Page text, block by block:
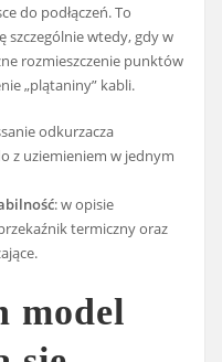
do podłączeń. To
szczególnie wtedy, gdy w
rozmieszczenie punktów
„plątaniny” kabli.
odkurzacza
z uziemieniem w jednym
: w opisie
termiczny oraz
model